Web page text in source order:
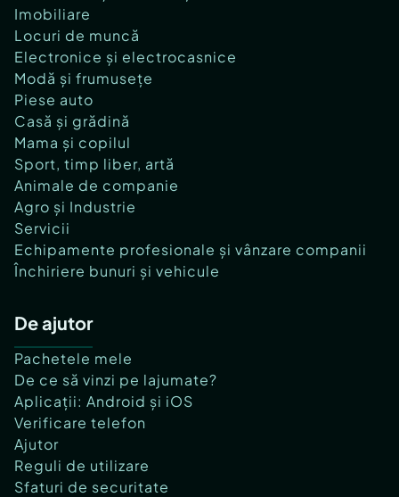
Imobiliare
Locuri de muncă
Electronice și electrocasnice
Modă și frumusețe
Piese auto
Casă și grădină
Mama și copilul
Sport, timp liber, artă
Animale de companie
Agro și Industrie
Servicii
Echipamente profesionale și vânzare companii
Închiriere bunuri și vehicule
De ajutor
Pachetele mele
De ce să vinzi pe lajumate?
Aplicații: Android și iOS
Verificare telefon
Ajutor
Reguli de utilizare
Sfaturi de securitate